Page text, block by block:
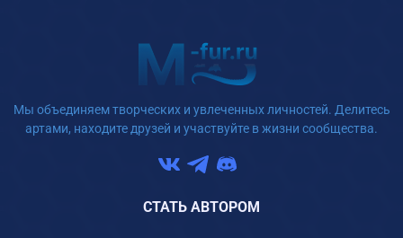
Мы объединяем творческих и увлеченных личностей. Делитесь
артами, находите друзей и участвуйте в жизни сообщества.
СТАТЬ АВТОРОМ